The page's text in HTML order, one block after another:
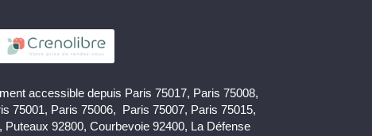
accessible depuis Paris 75017, Paris 75008,
75001, Paris 75006, Paris 75007, Paris 75015,
92800, Courbevoie 92400, La Défense